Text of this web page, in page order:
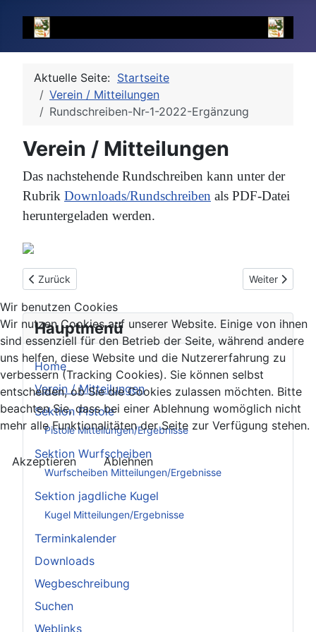
Hauptmenü
Home
Verein / Mitteilungen
Sektion Pistole
Pistole Mitteilungen/Ergebnisse
Sektion Wurfscheiben
Wurfscheiben Mitteilungen/Ergebnisse
Sektion jagdliche Kugel
Kugel Mitteilungen/Ergebnisse
Terminkalender
Downloads
Wegbeschreibung
Suchen
Weblinks
Aktuelle Seite: Startseite
Verein / Mitteilungen
Rundschreiben-Nr-1-2022-Ergänzung
Verein / Mitteilungen
Das nachstehende Rundschreiben kann unter der
Rubrik Downloads/Rundschreiben als PDF-Datei
heruntergeladen werden.
Vorheriger Beitrag: Einladung zum Ing. Walter Garreis
Zurück Nächster
Weiter
Wir benutzen Cookies
Wir nutzen Cookies auf unserer Website. Einige von ihnen
sind essenziell für den Betrieb der Seite, während andere
uns helfen, diese Website und die Nutzererfahrung zu
verbessern (Tracking Cookies). Sie können selbst
entscheiden, ob Sie die Cookies zulassen möchten. Bitte
beachten Sie, dass bei einer Ablehnung womöglich nicht
mehr alle Funktionalitäten der Seite zur Verfügung stehen.
Akzeptieren Ablehnen